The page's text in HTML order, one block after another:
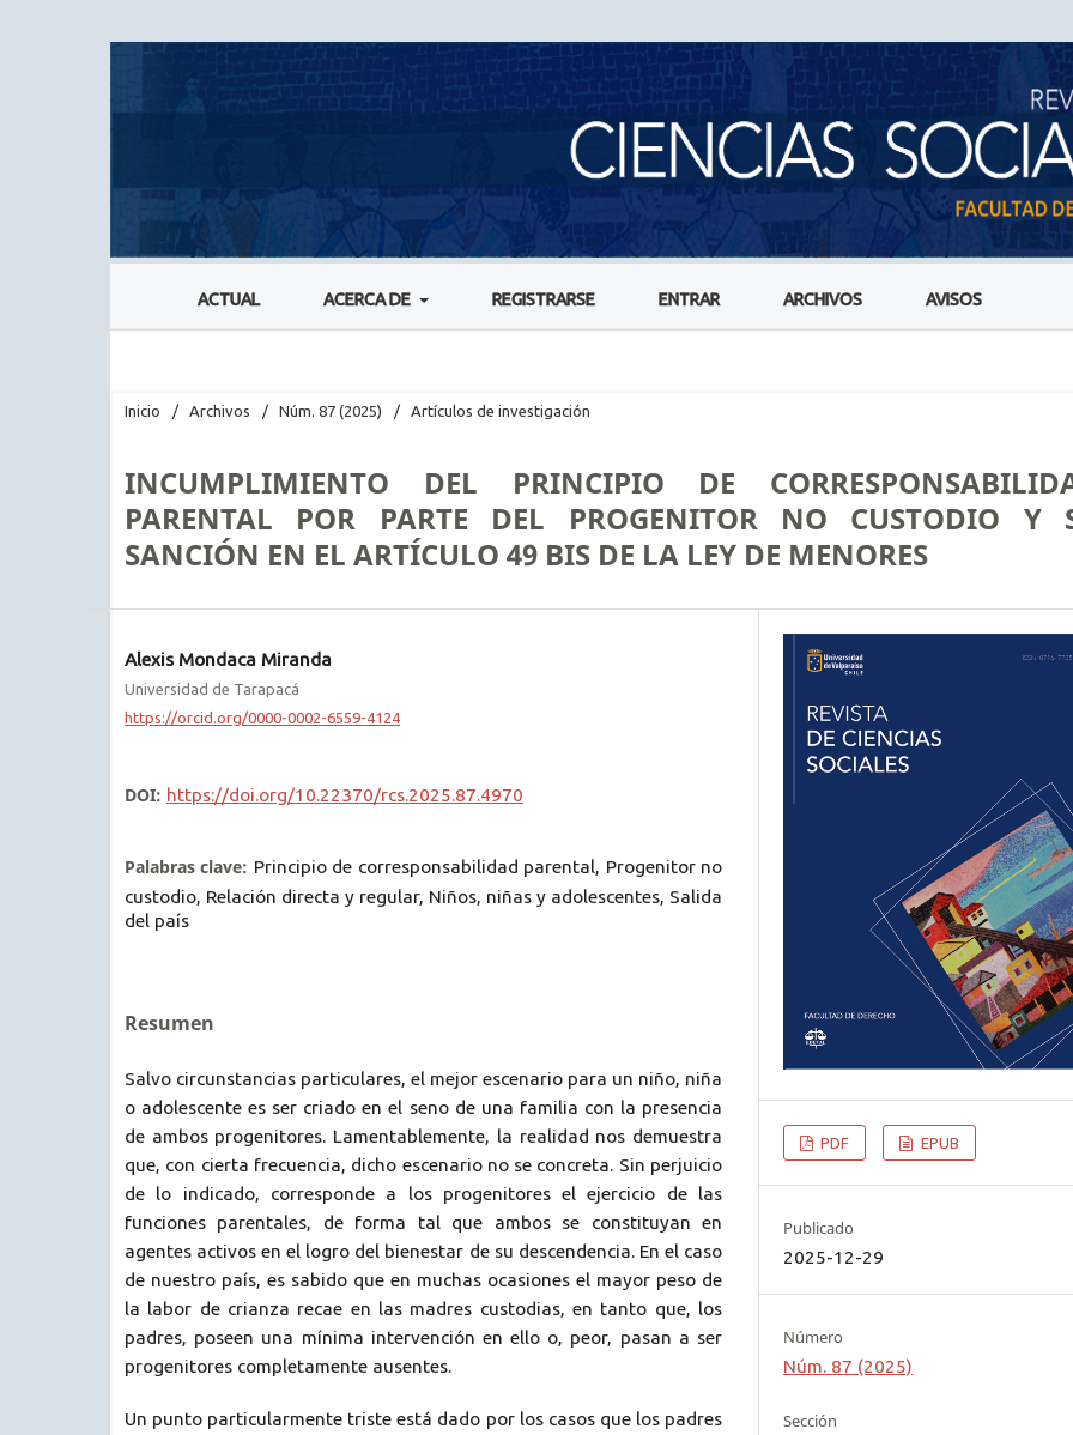
ACTUAL ACERCA DE REGISTRARSE ENTRAR ARCHIVOS AVISOS
Inicio / Archivos / Núm. 87 (2025) / Artículos de investigación
INCUMPLIMIENTO DEL PRINCIPIO DE
PARENTAL POR PARTE DEL PROGENITOR NO CUSTODIO Y
SANCIÓN EN EL ARTÍCULO 49 BIS DE LA LEY DE MENORES
Alexis Mondaca Miranda
Universidad de Tarapacá
https://orcid.org/0000-0002-6559-4124
DOI: https://doi.org/10.22370/rcs.2025.87.4970
Palabras clave: Principio de corresponsabilidad parental, Progenitor no
custodio, Relación directa y regular, Niños, niñas y adolescentes, Salida
del país
Resumen
Salvo circunstancias particulares, el mejor escenario para un niño, niña
o adolescente es ser criado en el seno de una familia con la presencia
de ambos progenitores. Lamentablemente, la realidad nos demuestra
que, con cierta frecuencia, dicho escenario no se concreta. Sin perjuicio
de lo indicado, corresponde a los progenitores el ejercicio de las
funciones parentales, de forma tal que ambos se constituyan en
agentes activos en el logro del bienestar de su descendencia. En el caso
de nuestro país, es sabido que en muchas ocasiones el mayor peso de
la labor de crianza recae en las madres custodias, en tanto que, los
padres, poseen una mínima intervención en ello o, peor, pasan a ser
progenitores completamente ausentes.
Un punto particularmente triste está dado por los casos que los padres
PDF EPUB
Publicado
2025-12-29
Número
Núm. 87 (2025)
Sección